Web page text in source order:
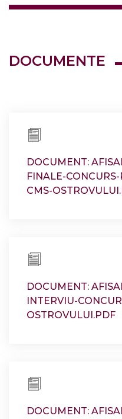
DOCUMENTE
DOCUMENT:
FINALE-
CMS-
DOCUMENT:
INTERVIU-
OSTROVULUI.PDF
DOCUMENT: